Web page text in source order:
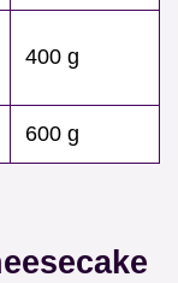
400 g
600 g